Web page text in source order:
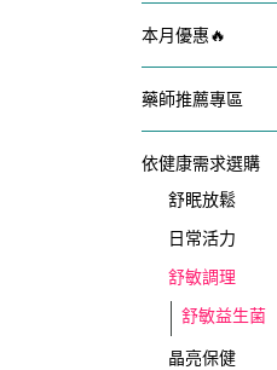
本月優惠🔥
藥師推薦專區
依健康需求選購
舒眠放鬆
日常活力
舒敏調理
舒敏益生菌
晶亮保健